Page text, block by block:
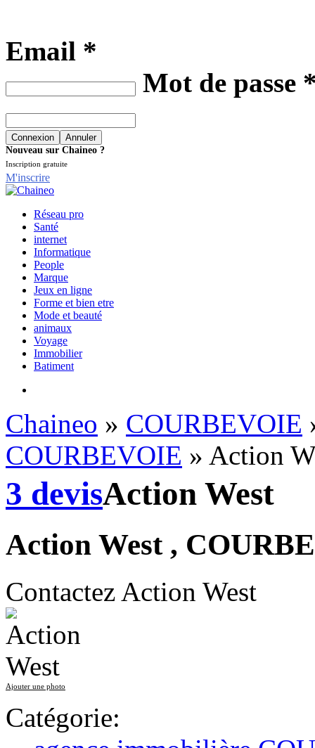
Email *
Mot de passe
Nouveau sur Chaineo ?
Inscription gratuite
M'inscrire
Réseau pro
Santé
internet
Informatique
People
Marque
Jeux en ligne
Forme et bien etre
Mode et beauté
animaux
Voyage
Immobilier
Batiment
Chaineo » COURBEVOIE
COURBEVOIE » Action
3 devisAction West
Action West ,
Contactez Action West
Ajouter une photo
Catégorie: